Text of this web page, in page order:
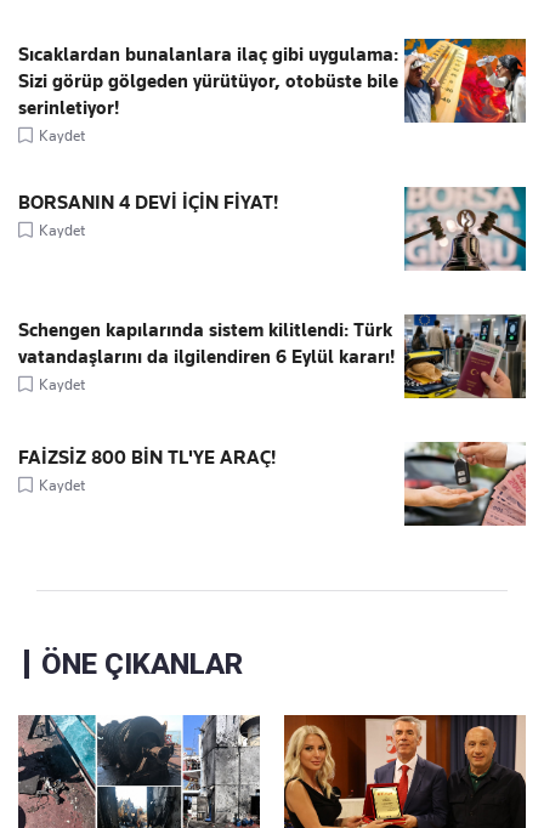
Sıcaklardan bunalanlara ilaç gibi uygulama:
Sizi görüp gölgeden yürütüyor, otobüste bile
serinletiyor!
Kaydet
BORSANIN 4 DEVİ İÇİN FİYAT!
Kaydet
Schengen kapılarında sistem kilitlendi: Türk
vatandaşlarını da ilgilendiren 6 Eylül kararı!
Kaydet
FAİZSİZ 800 BİN TL'YE ARAÇ!
Kaydet
ÖNE ÇIKANLAR